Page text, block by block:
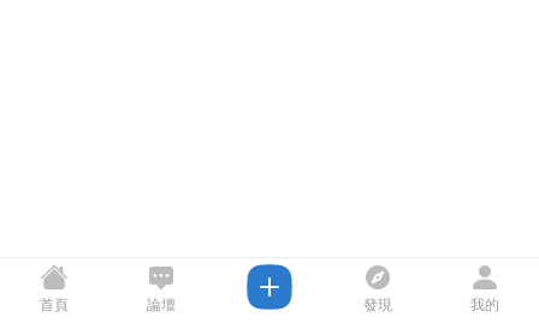
首頁 論壇 發現 我的